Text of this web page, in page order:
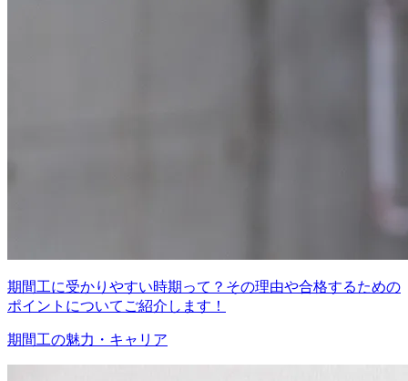
期間工に受かりやすい時期って？その理由や合格するための
ポイントについてご紹介します！
期間工の魅力・キャリア